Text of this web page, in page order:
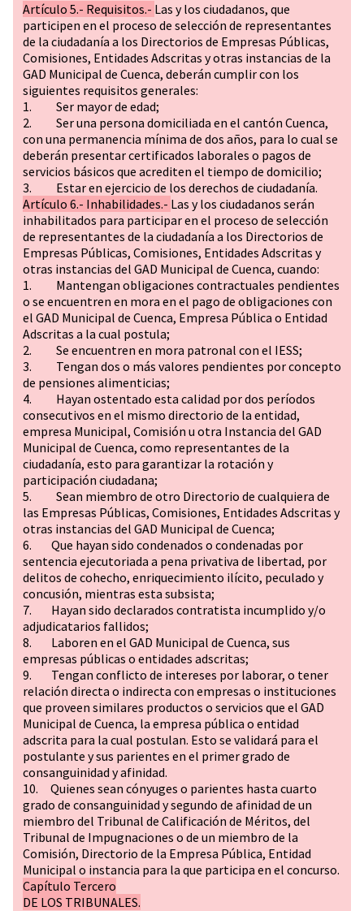
Artículo 5.- Requisitos.- Las y los ciudadanos, que
participen en el proceso de selección de representantes
de la ciudadanía a los Directorios de Empresas Públicas,
Comisiones, Entidades Adscritas y otras instancias de la
GAD Municipal de Cuenca, deberán cumplir con los
siguientes requisitos generales:
1. Ser mayor de edad;
2. Ser una persona domiciliada en el cantón Cuenca,
con una permanencia mínima de dos años, para lo cual se
deberán presentar certificados laborales o pagos de
servicios básicos que acrediten el tiempo de domicilio;
3. Estar en ejercicio de los derechos de ciudadanía.
Artículo 6.- Inhabilidades.- Las y los ciudadanos serán
inhabilitados para participar en el proceso de selección
de representantes de la ciudadanía a los Directorios de
Empresas Públicas, Comisiones, Entidades Adscritas y
otras instancias del GAD Municipal de Cuenca, cuando:
1. Mantengan obligaciones contractuales pendientes
o se encuentren en mora en el pago de obligaciones con
el GAD Municipal de Cuenca, Empresa Pública o Entidad
Adscritas a la cual postula;
2. Se encuentren en mora patronal con el IESS;
3. Tengan dos o más valores pendientes por concepto
de pensiones alimenticias;
4. Hayan ostentado esta calidad por dos períodos
consecutivos en el mismo directorio de la entidad,
empresa Municipal, Comisión u otra Instancia del GAD
Municipal de Cuenca, como representantes de la
ciudadanía, esto para garantizar la rotación y
participación ciudadana;
5. Sean miembro de otro Directorio de cualquiera de
las Empresas Públicas, Comisiones, Entidades Adscritas y
otras instancias del GAD Municipal de Cuenca;
6. Que hayan sido condenados o condenadas por
sentencia ejecutoriada a pena privativa de libertad, por
delitos de cohecho, enriquecimiento ilícito, peculado y
concusión, mientras esta subsista;
7. Hayan sido declarados contratista incumplido y/o
adjudicatarios fallidos;
8. Laboren en el GAD Municipal de Cuenca, sus
empresas públicas o entidades adscritas;
9. Tengan conflicto de intereses por laborar, o tener
relación directa o indirecta con empresas o instituciones
que proveen similares productos o servicios que el GAD
Municipal de Cuenca, la empresa pública o entidad
adscrita para la cual postulan. Esto se validará para el
postulante y sus parientes en el primer grado de
consanguinidad y afinidad.
10. Quienes sean cónyuges o parientes hasta cuarto
grado de consanguinidad y segundo de afinidad de un
miembro del Tribunal de Calificación de Méritos, del
Tribunal de Impugnaciones o de un miembro de la
Comisión, Directorio de la Empresa Pública, Entidad
Municipal o instancia para la que participa en el concurso.
Capítulo Tercero
DE LOS TRIBUNALES.